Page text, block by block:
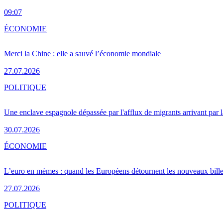
09:07
Merci la Chine : elle a sauvé l’économie mondiale
27.07.2026
ÉCONOMIE
Une enclave espagnole dépassée par l'afflux de migrants arrivant par
30.07.2026
POLITIQUE
L’euro en mèmes : quand les Européens détournent les nouveaux
27.07.2026
ÉCONOMIE
POLITIQUE